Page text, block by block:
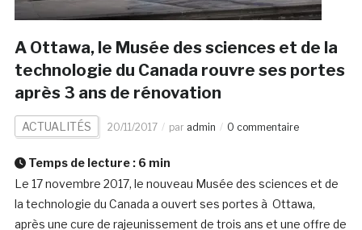
A Ottawa, le Musée des sciences et de la
technologie du Canada rouvre ses portes
après 3 ans de rénovation
ACTUALITÉS 20/11/2017 par admin 0 commentaire
Temps de lecture : 6 min
Le 17 novembre 2017, le nouveau Musée des sciences et de
la technologie du Canada a ouvert ses portes à Ottawa,
après une cure de rajeunissement de trois ans et une offre de